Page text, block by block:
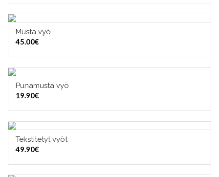
Musta vyö
45.00€
Punamusta vyö
19.90€
Tekstitetyt vyöt
49.90€